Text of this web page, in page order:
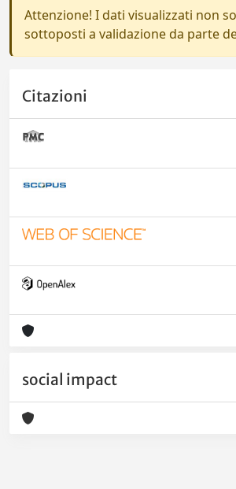
Attenzione! I dati visualizzati non
sottoposti a validazione da parte
Citazioni
social impact